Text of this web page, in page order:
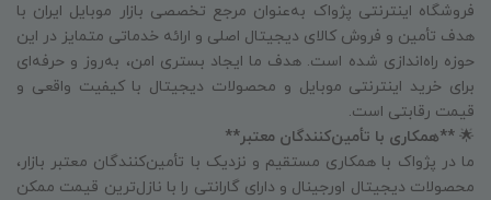
فروشگاه اینترنتی پژواک به‌عنوان مرجع تخصصی بازار موبایل ایران با
هدف تأمین و فروش کالای دیجیتال اصلی و ارائه خدماتی متمایز در این
حوزه راه‌اندازی شده است. هدف ما ایجاد بستری امن، به‌روز و حرفه‌ای
برای خرید اینترنتی موبایل و محصولات دیجیتال با کیفیت واقعی و
قیمت رقابتی است.
🌟 **همکاری با تأمین‌کنندگان معتبر**
ما در پژواک با همکاری مستقیم و نزدیک با تأمین‌کنندگان معتبر بازار،
محصولات دیجیتال اورجینال و دارای گارانتی را با نازل‌ترین قیمت ممکن